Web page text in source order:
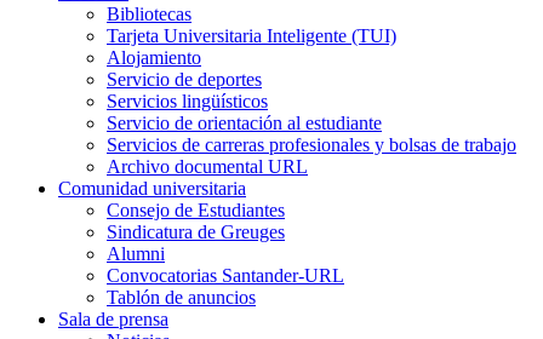
Bibliotecas
Tarjeta Universitaria Inteligente (TUI)
Alojamiento
Servicio de deportes
Servicios lingüísticos
Servicio de orientación al estudiante
Servicios de carreras profesionales y bolsas de trabajo
Archivo documental URL
Comunidad universitaria
Consejo de Estudiantes
Sindicatura de Greuges
Alumni
Convocatorias Santander-URL
Tablón de anuncios
Sala de prensa